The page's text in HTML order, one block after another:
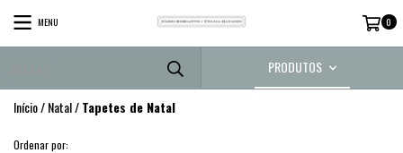
MENU 0
PRODUTOS
Início/Natal/Tapetes de Natal
Ordenar por: